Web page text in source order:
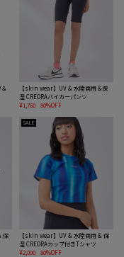
【skin wear】UV & 水陸両用 &保
湿 CREORAバイカーパンツ
¥1,760
80%OFF
保
SALE
【skin wear】UV & 水陸両用 & 保
湿 CREORAカップ付きTシャツ
¥2,090
80%OFF